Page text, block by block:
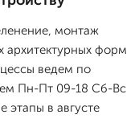
монтаж
архитектурных форм
ведем по
Пн-Пт 09-18 Сб-Вс
этапы в августе